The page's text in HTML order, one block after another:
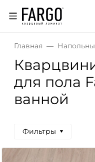
Главная
для пола
ванной
Фильтры